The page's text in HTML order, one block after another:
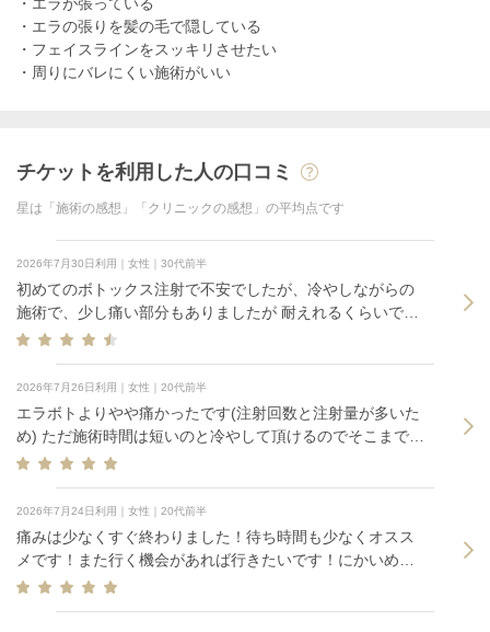
・エラの張りを髪の毛で隠している
・フェイスラインをスッキリさせたい
・周りにバレにくい施術がいい
チケットを利用した人の口コミ
星は「施術の感想」「クリニックの感想」の平均点です
2026年7月30日利用｜女性｜30代前半
初めてのボトックス注射で不安でしたが、冷やしながらの
施術で、少し痛い部分もありましたが 耐えれるくらいでし
た。施術中も優しく声を掛けて下さりました。
2026年7月26日利用｜女性｜20代前半
エラボトよりやや痛かったです(注射回数と注射量が多いた
め) ただ施術時間は短いのと冷やして頂けるのでそこまで辛
くは無いです
2026年7月24日利用｜女性｜20代前半
痛みは少なくすぐ終わりました！待ち時間も少なくオスス
メです！また行く機会があれば行きたいです！にかいめの
りょうきんはいくなのでしょうか。